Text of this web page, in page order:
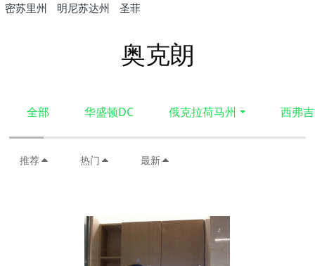
密苏里州 明尼苏达州 圣菲
奥克朗
全部 华盛顿DC 俄克拉荷马州 西弗
推荐 热门 最新